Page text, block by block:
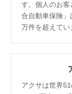
す。個人のお
合自動車保険
万件を超えてい
アクサは世界